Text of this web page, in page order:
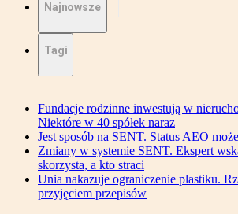
Najnowsze
Tagi
Fundacje rodzinne inwestują w
Niektóre w 40 spółek naraz
Jest sposób na SENT. Status AEO
Zmiany w systemie SENT. Ekspert
skorzysta, a kto straci
Unia nakazuje ograniczenie plastiku.
przyjęciem przepisów